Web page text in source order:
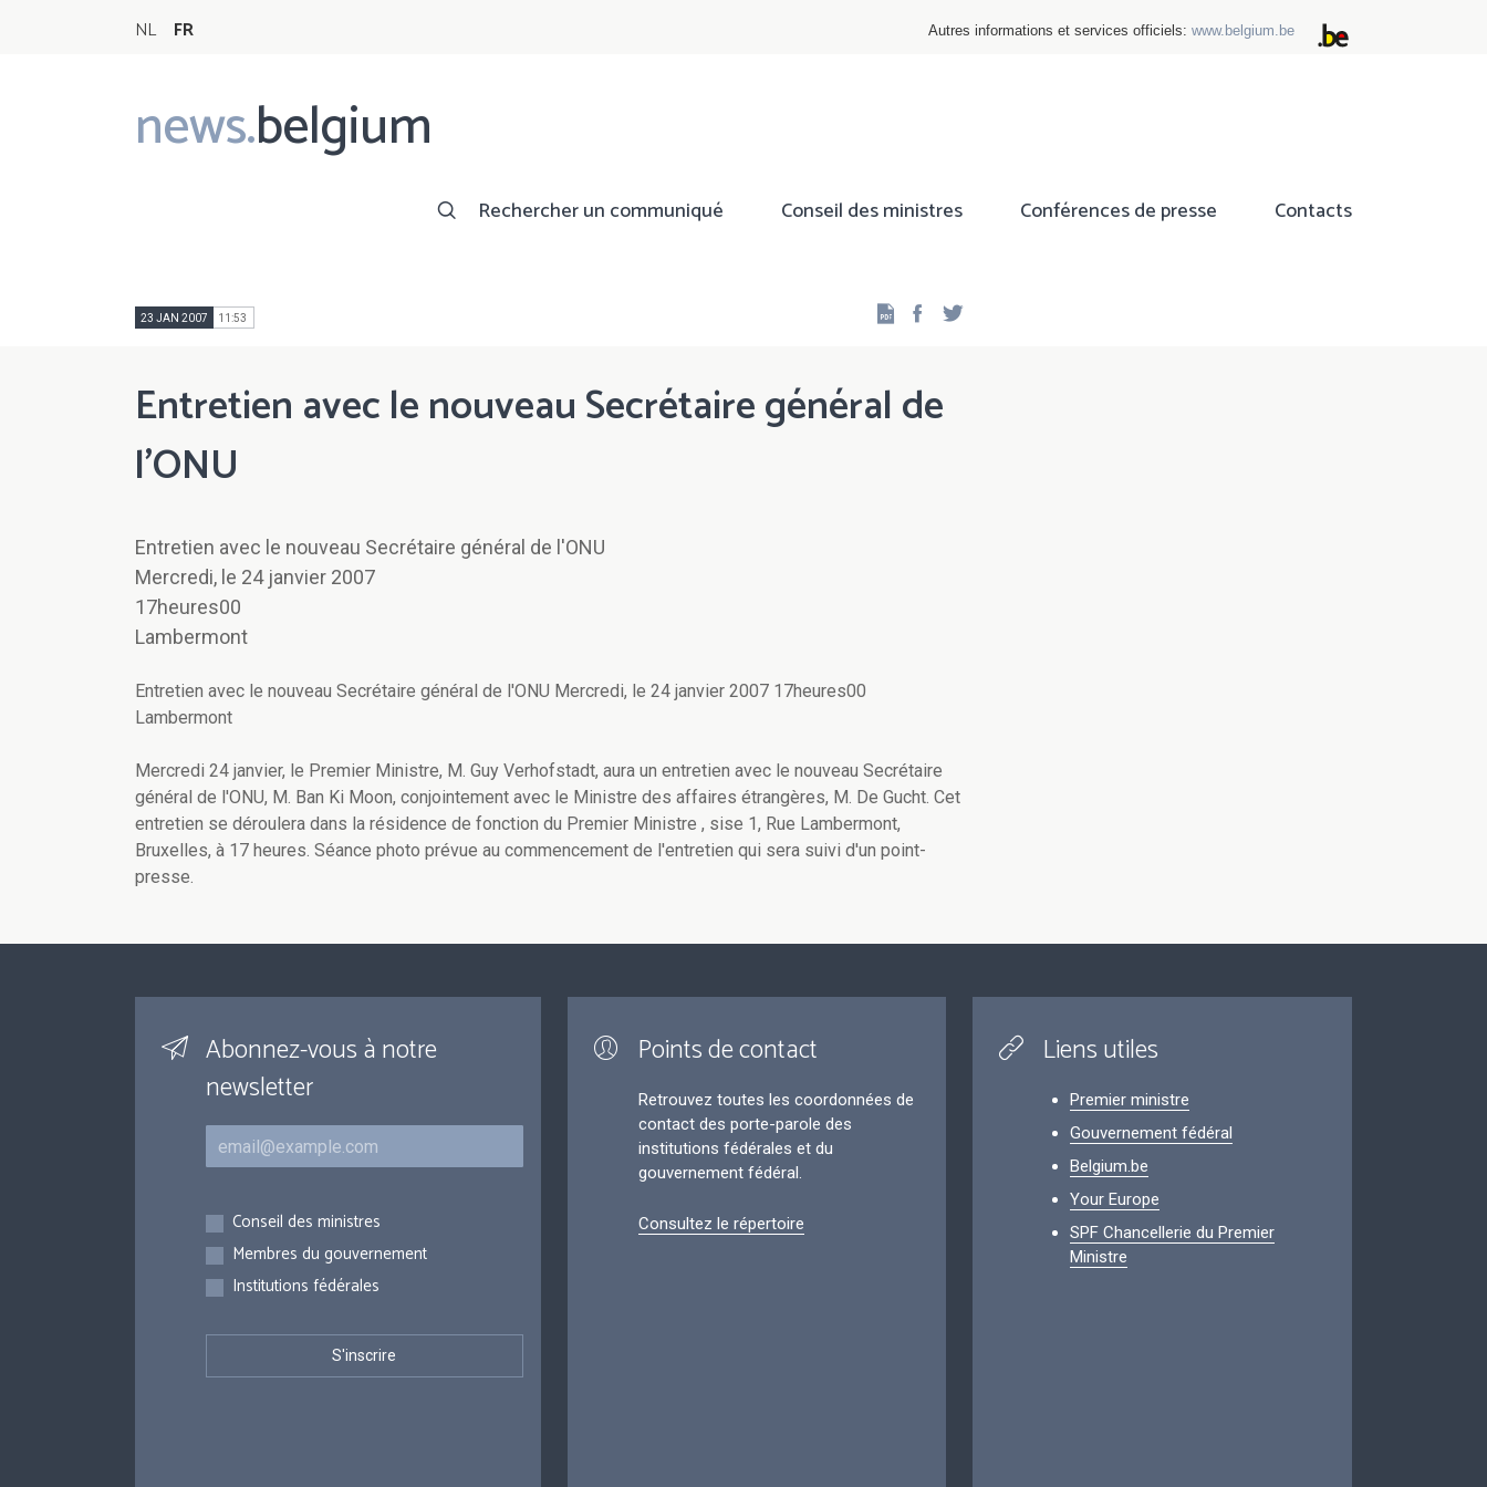
NL FR Autres informations et services officiels: www.belgium.be
news.belgium
Main
navigation
Rechercher un communiqué Conseil des ministres Conférences de presse Contacts
23 JAN 2007 11:53 Facebook
Entretien avec le nouveau Secrétaire général de
l'ONU
Entretien avec le nouveau Secrétaire général de l'ONU
Mercredi, le 24 janvier 2007
17heures00
Lambermont
Entretien avec le nouveau Secrétaire général de l'ONU Mercredi, le 24 janvier 2007 17heures00
Lambermont
Mercredi 24 janvier, le Premier Ministre, M. Guy Verhofstadt, aura un entretien avec le nouveau Secrétaire
général de l'ONU, M. Ban Ki Moon, conjointement avec le Ministre des affaires étrangères, M. De Gucht. Cet
entretien se déroulera dans la résidence de fonction du Premier Ministre , sise 1, Rue Lambermont,
Bruxelles, à 17 heures. Séance photo prévue au commencement de l'entretien qui sera suivi d'un point-
presse.
Abonnez-vous à notre
newsletter
Courriel
Inscriptions
Conseil des ministres
Membres du gouvernement
Institutions fédérales
Points de contact
Retrouvez toutes les coordonnées de
contact des porte-parole des
institutions fédérales et du
gouvernement fédéral.
Consultez le répertoire
Liens utiles
Premier ministre
Gouvernement fédéral
Belgium.be
Your Europe
SPF Chancellerie du Premier
Ministre